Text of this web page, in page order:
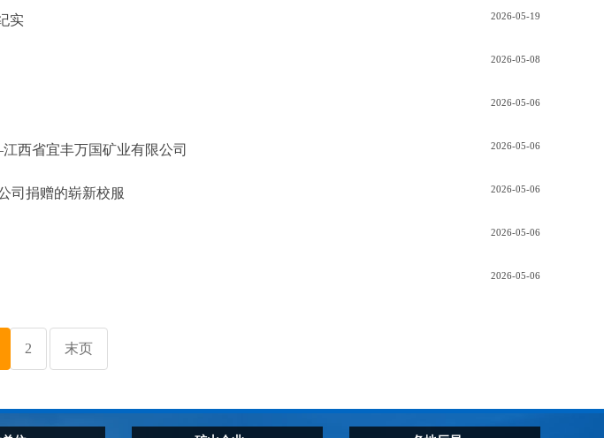
实 2026-05-19
2026-05-08
2026-05-06
西省宜丰万国矿业有限公司 2026-05-06
司捐赠的崭新校服 2026-05-06
2026-05-06
2026-05-06
2 末页